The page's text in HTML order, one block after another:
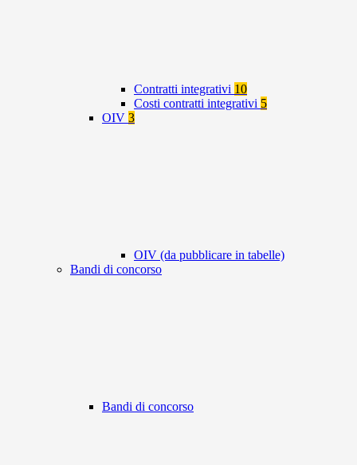
Contratti integrativi 10
Costi contratti integrativi 5
OIV 3
OIV (da pubblicare in tabelle)
Bandi di concorso
Bandi di concorso